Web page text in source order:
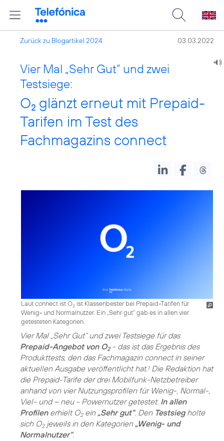
Zurück zu Blogartikel 2024 03.03.2022
Vier Mal „Sehr Gut“ und zwei
Testsiege:
O2 glänzt erneut mit Prepaid-
Tarifen im Test des
Fachmagazins connect
Laut connect ist O2 ist Klassenbester bei Prepaid-Tarifen für
Wenig- und Normalnutzer. Ein „Sehr gut“ gab es in allen vier
getesteten Kategorien.
Vier Mal „Sehr Gut“ und zwei Testsiege für das
Prepaid-Angebot von O2- das ist das Ergebnis des
Produkttests, den das Fachmagazin connect in seiner
aktuellen Ausgabe veröffentlicht hat. 1Die Redaktion hat
die Prepaid-Tarife der drei Mobilfunk-Netzbetreiber
anhand von vier Nutzungsprofilen für Wenig-, Normal-,
Viel- und – neu - Powernutzer getestet. In allen
Profilenerhielt O2ein „Sehr gut“. Den Testsiegholte
sich O2jeweils in den Kategorien „Wenig- und
Normalnutzer“.